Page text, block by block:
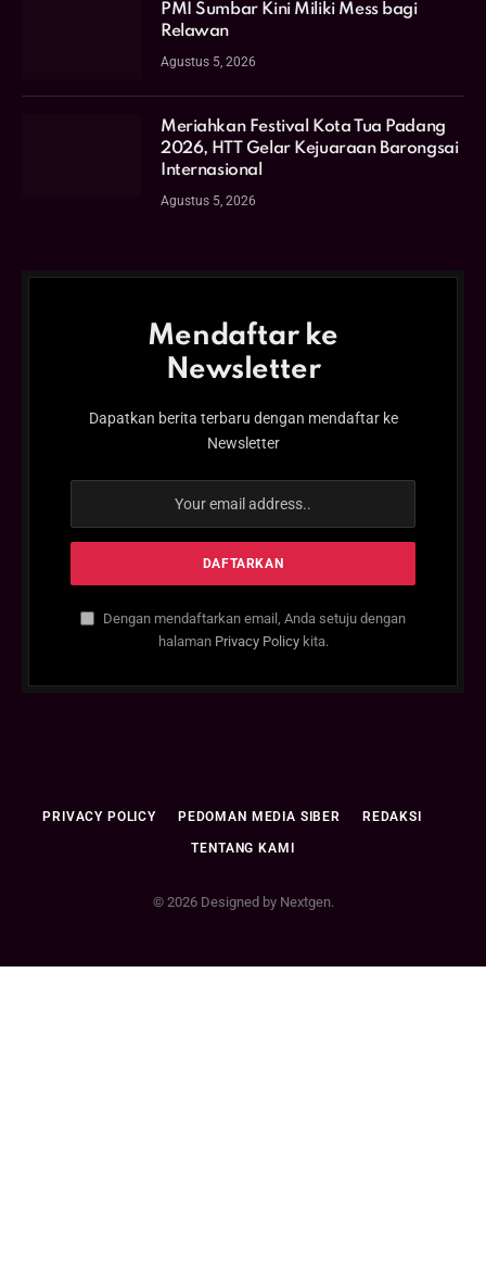
PMI Sumbar Kini Miliki Mess bagi
Relawan
Agustus 5, 2026
Meriahkan Festival Kota Tua Padang
2026, HTT Gelar Kejuaraan Barongsai
Internasional
Agustus 5, 2026
Mendaftar ke
Newsletter
Dapatkan berita terbaru dengan mendaftar ke
Newsletter
Dengan mendaftarkan email, Anda setuju dengan
halaman Privacy Policykita.
PRIVACY POLICY PEDOMAN MEDIA SIBER REDAKSI
TENTANG KAMI
© 2026 Designed by Nextgen.